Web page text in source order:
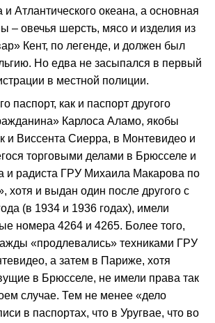
Атлантического океана, а основная
– овечья шерсть, мясо и изделия из
Кент, по легенде, и должен был
Но едва не засыпался в первый
в местной полиции.
паспорт, как и паспорт другого
Карлоса Аламо, якобы
и Виссента Сиерра, в Монтевидео и
торговыми делами в Брюсселе и
и радиста ГРУ Михаила Макарова по
хотя и выдан один после другого с
(в 1934 и 1936 годах), имели
номера 4264 и 4265. Более того,
«продлевались» техниками ГРУ
а затем в Париже, хотя
в Брюсселе, не имели права так
случае. Тем не менее «дело
в паспортах, что в Уругвае, что во